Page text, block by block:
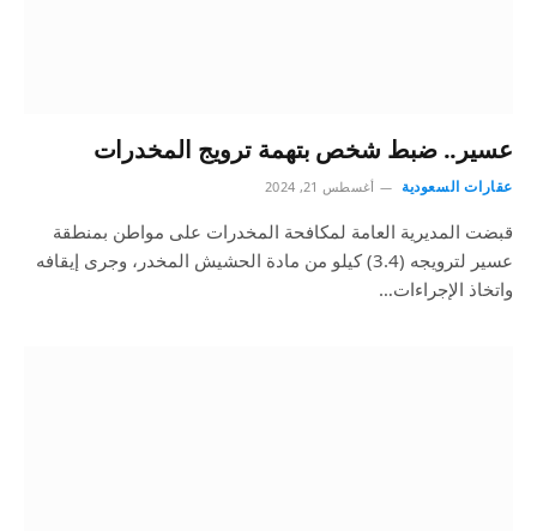
عسير.. ضبط شخص بتهمة ترويج المخدرات
عقارات السعودية أغسطس 21, 2024
قبضت المديرية العامة لمكافحة المخدرات على مواطن بمنطقة
عسير لترويجه (3.4) كيلو من مادة الحشيش المخدر، وجرى إيقافه
واتخاذ الإجراءات…